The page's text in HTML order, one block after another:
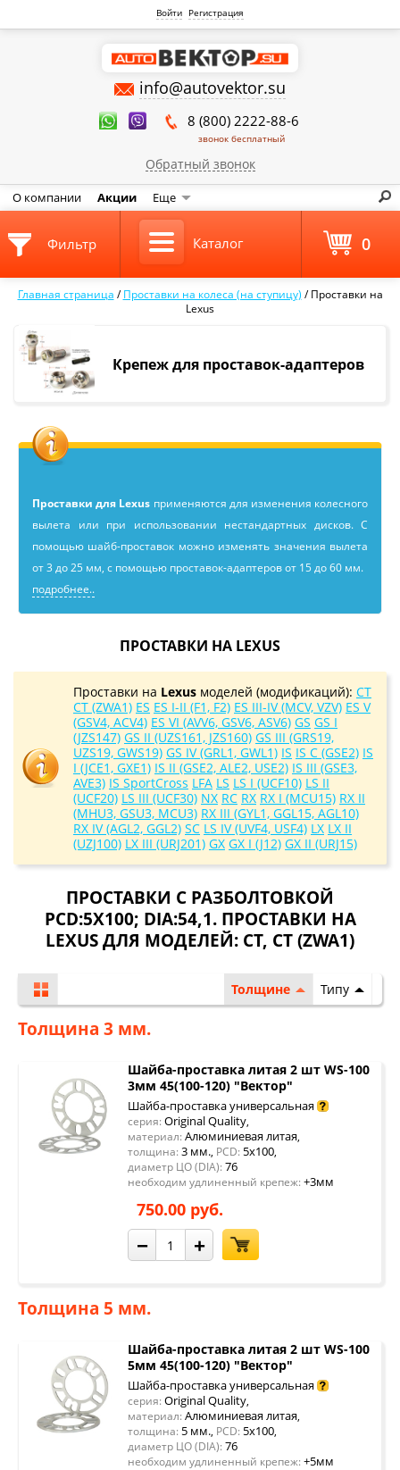
Войти Регистрация
info@autovektor.su
8 (800) 2222-88-6
звонок бесплатный
Обратный звонок
О компании Акции Еще
Главная страница /Проставки на колеса (на ступицу) /Проставки на
Lexus
Крепеж для проставок-адаптеров
Проставки для Lexus применяютcя для изменения колесного
вылета или при использовании нестандартных дисков. С
помощью шайб-проставок можно изменять значения вылета
от 3 до 25 мм, с помощью проставок-адаптеров от 15 до 60 мм.
подробнее..
ПРОСТАВКИ НА LEXUS
Проставки на Lexus моделей (модификаций): CT
CT (ZWA1) ES ES I-II (F1, F2) ES III-IV (MCV, VZV) ES V
(GSV4, ACV4) ES VI (AVV6, GSV6, ASV6) GS GS I
(JZS147) GS II (UZS161, JZS160) GS III (GRS19,
UZS19, GWS19) GS IV (GRL1, GWL1) IS IS C (GSE2) IS
I (JCE1, GXE1) IS II (GSE2, ALE2, USE2) IS III (GSE3,
AVE3) IS SportCross LFA LS LS I (UCF10) LS II
(UCF20) LS III (UCF30) NX RC RX RX I (MCU15) RX II
(MHU3, GSU3, MCU3) RX III (GYL1, GGL15, AGL10)
RX IV (AGL2, GGL2) SC LS IV (UVF4, USF4) LX LX II
(UZJ100) LX III (URJ201) GX GX I (J12) GX II (URJ15)
ПРОСТАВКИ С РАЗБОЛТОВКОЙ
PCD:5X100; DIA:54,1. ПРОСТАВКИ НА
LEXUS ДЛЯ МОДЕЛЕЙ: CT, CT (ZWA1)
Толщине Типу
Толщина 3 мм.
Шайба-проставка литая 2 шт WS-100
3мм 45(100-120) "Вектор"
Шайба-проставка универсальная
серия: Original Quality,
материал: Алюминиевая литая,
толщина: 3 мм., PCD: 5x100,
диаметр ЦО (DIA): 76
необходим удлиненный крепеж: +3мм
750.00 руб.
− +
Толщина 5 мм.
Шайба-проставка литая 2 шт WS-100
5мм 45(100-120) "Вектор"
Шайба-проставка универсальная
серия: Original Quality,
материал: Алюминиевая литая,
толщина: 5 мм., PCD: 5x100,
диаметр ЦО (DIA): 76
необходим удлиненный крепеж: +5мм
Фильтр Каталог 0